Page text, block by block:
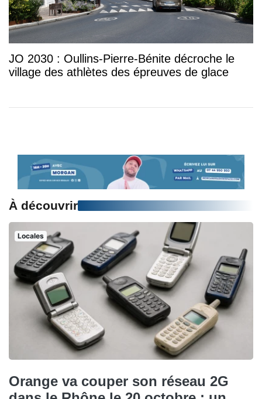
JO 2030 : Oullins-Pierre-Bénite décroche le
village des athlètes des épreuves de glace
À découvrir
Locales
Orange va couper son réseau 2G